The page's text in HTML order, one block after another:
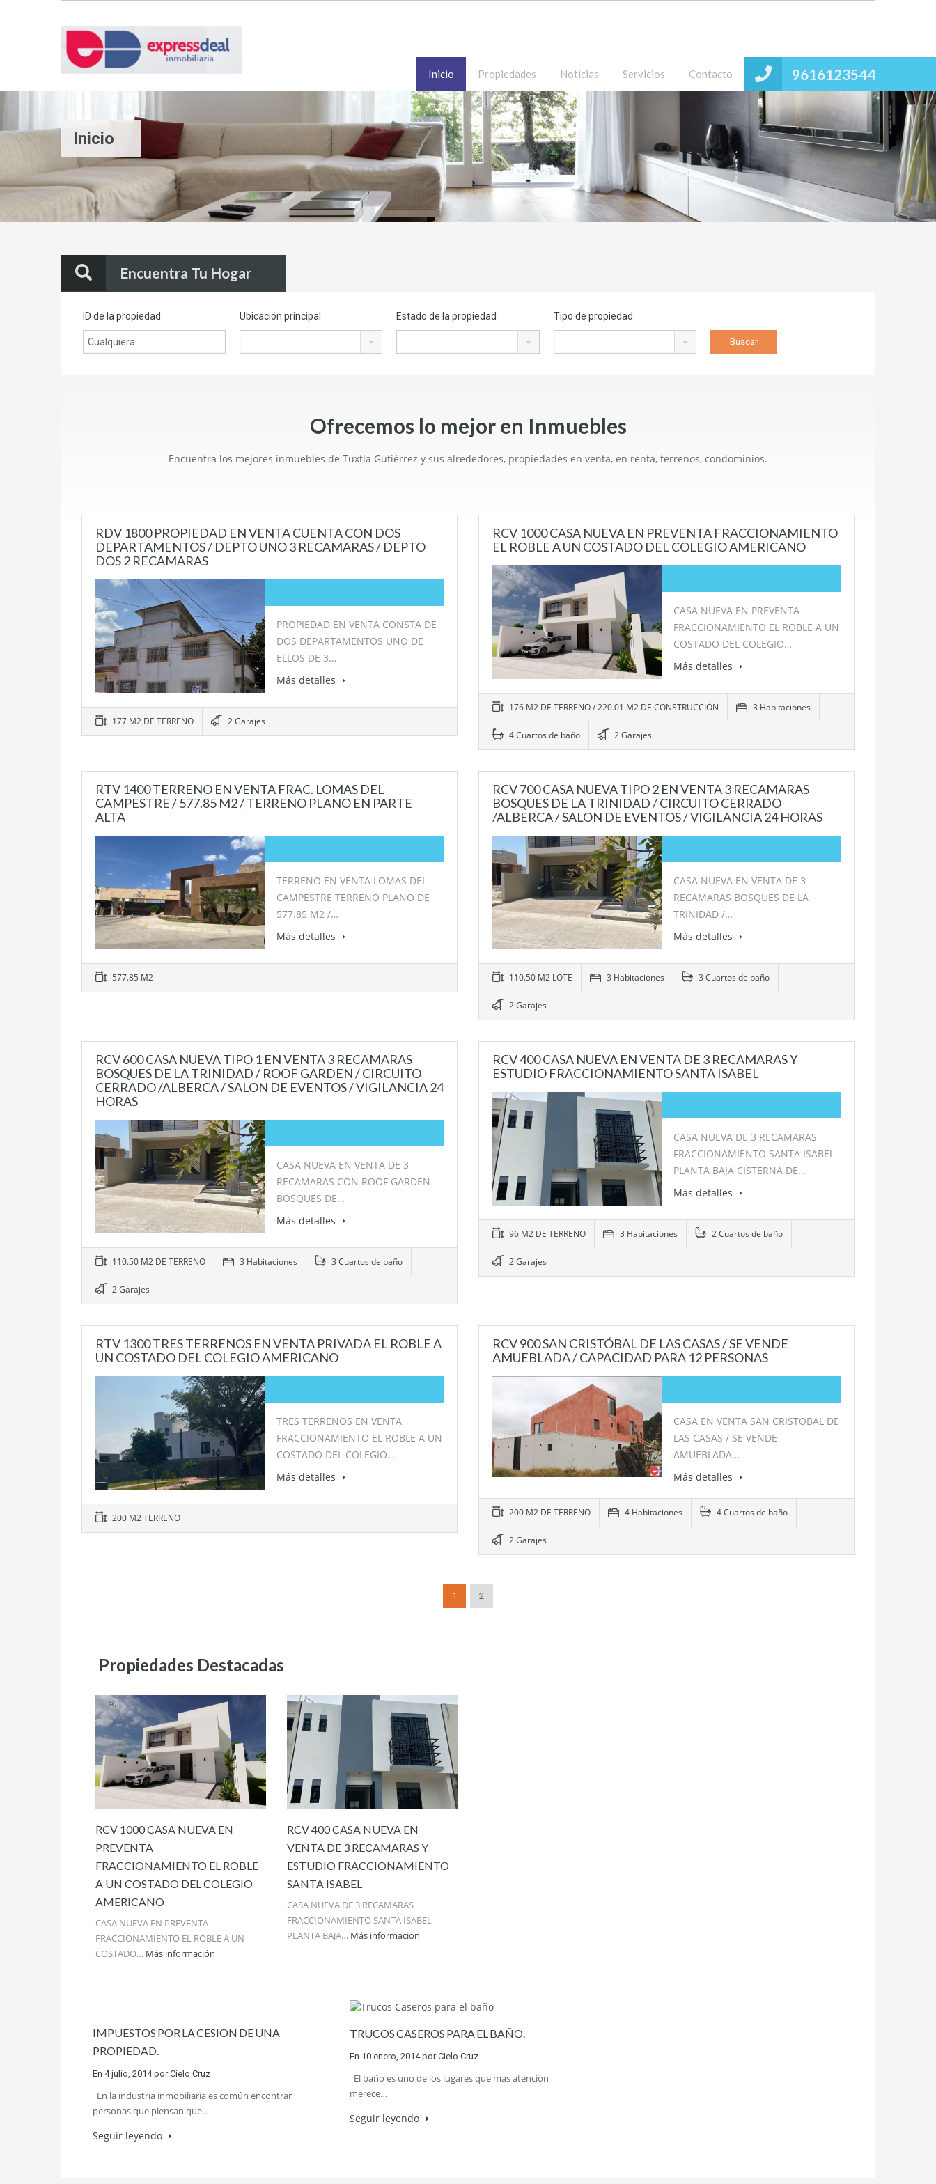
9616123544
Inicio Propiedades Noticias Servicios Contacto
Inicio
Encuentra Tu Hogar
ID de la propiedad Ubicación principal Estado de la propiedad Tipo de propiedad
Ofrecemos lo mejor en Inmuebles
Encuentra los mejores inmuebles de Tuxtla Gutiérrez y sus alrededores, propiedades en venta, en renta, terrenos, condominios.
RDV 1800 PROPIEDAD EN VENTA CUENTA CON DOS
DEPARTAMENTOS / DEPTO UNO 3 RECAMARAS / DEPTO
DOS 2 RECAMARAS
PROPIEDAD EN VENTA CONSTA DE
DOS DEPARTAMENTOS UNO DE
ELLOS DE 3…
Más detalles
177 M2 DE TERRENO 2 Garajes
RCV 1000 CASA NUEVA EN PREVENTA FRACCIONAMIENTO
EL ROBLE A UN COSTADO DEL COLEGIO AMERICANO
CASA NUEVA EN PREVENTA
FRACCIONAMIENTO EL ROBLE A UN
COSTADO DEL COLEGIO…
Más detalles
176 M2 DE TERRENO / 220.01 M2 DE CONSTRUCCIÓN 3 Habitaciones
4 Cuartos de baño 2 Garajes
RTV 1400 TERRENO EN VENTA FRAC. LOMAS DEL
CAMPESTRE / 577.85 M2 / TERRENO PLANO EN PARTE
ALTA
TERRENO EN VENTA LOMAS DEL
CAMPESTRE TERRENO PLANO DE
577.85 M2 /…
Más detalles
577.85 M2
RCV 700 CASA NUEVA TIPO 2 EN VENTA 3 RECAMARAS
BOSQUES DE LA TRINIDAD / CIRCUITO CERRADO
/ALBERCA / SALON DE EVENTOS / VIGILANCIA 24 HORAS
CASA NUEVA EN VENTA DE 3
RECAMARAS BOSQUES DE LA
TRINIDAD /…
Más detalles
110.50 M2 LOTE 3 Habitaciones 3 Cuartos de baño
2 Garajes
RCV 600 CASA NUEVA TIPO 1 EN VENTA 3 RECAMARAS
BOSQUES DE LA TRINIDAD / ROOF GARDEN / CIRCUITO
CERRADO /ALBERCA / SALON DE EVENTOS / VIGILANCIA 24
HORAS
CASA NUEVA EN VENTA DE 3
RECAMARAS CON ROOF GARDEN
BOSQUES DE…
Más detalles
110.50 M2 DE TERRENO 3 Habitaciones 3 Cuartos de baño
2 Garajes
RCV 400 CASA NUEVA EN VENTA DE 3 RECAMARAS Y
ESTUDIO FRACCIONAMIENTO SANTA ISABEL
CASA NUEVA DE 3 RECAMARAS
FRACCIONAMIENTO SANTA ISABEL
PLANTA BAJA CISTERNA DE…
Más detalles
96 M2 DE TERRENO 3 Habitaciones 2 Cuartos de baño
2 Garajes
RTV 1300 TRES TERRENOS EN VENTA PRIVADA EL ROBLE A
UN COSTADO DEL COLEGIO AMERICANO
TRES TERRENOS EN VENTA
FRACCIONAMIENTO EL ROBLE A UN
COSTADO DEL COLEGIO…
Más detalles
200 M2 TERRENO
RCV 900 SAN CRISTÓBAL DE LAS CASAS / SE VENDE
AMUEBLADA / CAPACIDAD PARA 12 PERSONAS
CASA EN VENTA SAN CRISTOBAL DE
LAS CASAS / SE VENDE
AMUEBLADA…
Más detalles
200 M2 DE TERRENO 4 Habitaciones 4 Cuartos de baño
2 Garajes
1 2
Propiedades Destacadas
RCV 1000 CASA NUEVA EN
PREVENTA
FRACCIONAMIENTO EL ROBLE
A UN COSTADO DEL COLEGIO
AMERICANO
CASA NUEVA EN PREVENTA
FRACCIONAMIENTO EL ROBLE A UN
COSTADO… Más información
RCV 400 CASA NUEVA EN
VENTA DE 3 RECAMARAS Y
ESTUDIO FRACCIONAMIENTO
SANTA ISABEL
CASA NUEVA DE 3 RECAMARAS
FRACCIONAMIENTO SANTA ISABEL
PLANTA BAJA… Más información
IMPUESTOS POR LA CESION DE UNA
PROPIEDAD.
En 4 julio, 2014 porCielo Cruz
En la industria inmobiliaria es común encontrar
personas que piensan que…
Seguir leyendo
TRUCOS CASEROS PARA EL BAÑO.
En 10 enero, 2014 porCielo Cruz
El baño es uno de los lugares que más atención
merece…
Seguir leyendo